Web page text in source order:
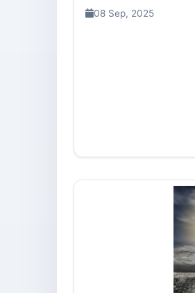
08 Sep, 2025